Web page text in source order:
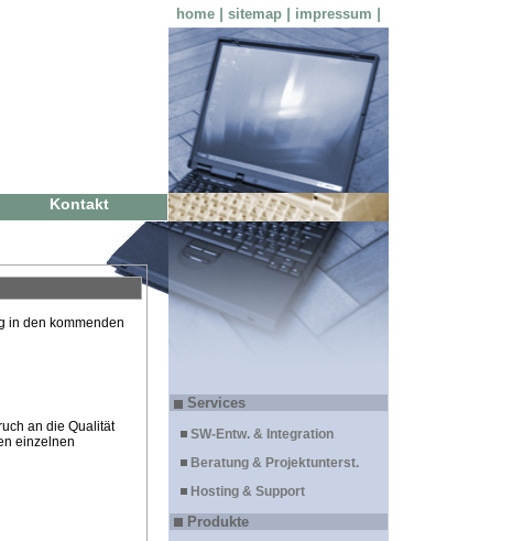
Kontakt
home sitemap impressum
in den kommenden
an die Qualität
einzelnen
Services
SW-Entw. & Integration
Beratung & Projektunterst.
Hosting & Support
Produkte